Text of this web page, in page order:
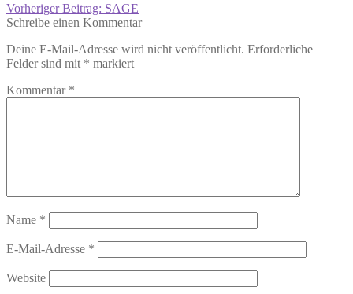
Vorheriger Beitrag: SAGE
Schreibe einen Kommentar
Deine E-Mail-Adresse wird nicht veröffentlicht. Erforderliche
Felder sind mit * markiert
Kommentar *
Name *
E-Mail-Adresse *
Website